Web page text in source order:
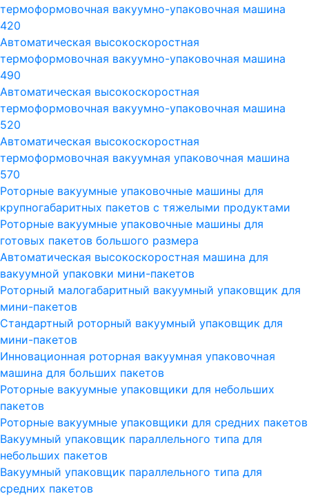
термоформовочная вакуумно-упаковочная машина
420
Автоматическая высокоскоростная
термоформовочная вакуумно-упаковочная машина
490
Автоматическая высокоскоростная
термоформовочная вакуумно-упаковочная машина
520
Автоматическая высокоскоростная
термоформовочная вакуумная упаковочная машина
570
Роторные вакуумные упаковочные машины для
крупногабаритных пакетов с тяжелыми продуктами
Роторные вакуумные упаковочные машины для
готовых пакетов большого размера
Автоматическая высокоскоростная машина для
вакуумной упаковки мини-пакетов
Роторный малогабаритный вакуумный упаковщик для
мини-пакетов
Стандартный роторный вакуумный упаковщик для
мини-пакетов
Инновационная роторная вакуумная упаковочная
машина для больших пакетов
Роторные вакуумные упаковщики для небольших
пакетов
Роторные вакуумные упаковщики для средних пакетов
Вакуумный упаковщик параллельного типа для
небольших пакетов
Вакуумный упаковщик параллельного типа для
средних пакетов